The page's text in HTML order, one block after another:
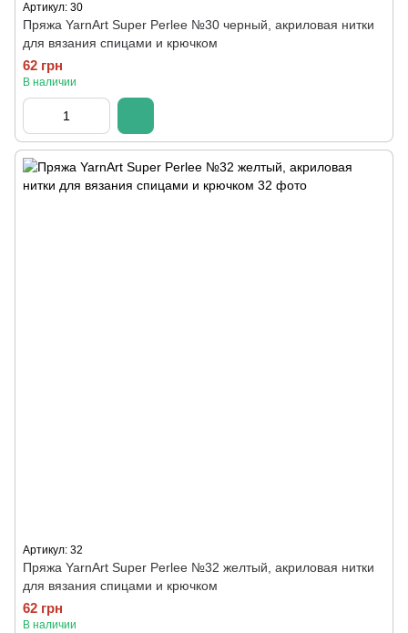
Артикул: 30
Пряжа YarnArt Super Perlee №30 черный, акриловая нитки
для вязания спицами и крючком
62 грн
В наличии
Артикул: 32
Пряжа YarnArt Super Perlee №32 желтый, акриловая нитки
для вязания спицами и крючком
62 грн
В наличии